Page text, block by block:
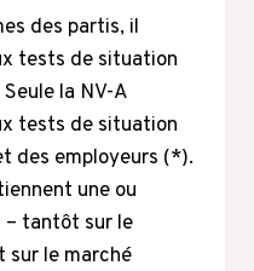
des partis, il
tests de situation
la NV-A
tests de situation
des employeurs (*).
une ou
– tantôt sur le
sur le marché